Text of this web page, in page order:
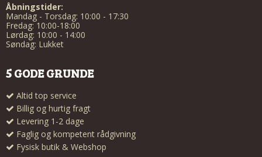
Åbningstider:
Mandag - Torsdag: 10:00 - 17:30
Fredag: 10:00-18:00
Lørdag: 10:00 - 14:00
Søndag: Lukket
5 GODE GRUNDE
Altid top service
Billig og hurtig fragt
Levering 1-2 dage
Faglig og kompetent rådgivning
Fysisk butik & Webshop